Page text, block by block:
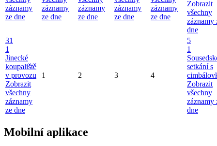
záznamy
ze dne
záznamy
ze dne
záznamy
ze dne
záznamy
ze dne
záznamy
ze dne
Zobrazit
všechny
záznamy
dne
31
1
Jinecké
koupaliště
v provozu
Zobrazit
všechny
záznamy
ze dne
1 2 3 4
5
1
setkání s
Zobrazit
všechny
záznamy
dne
Mobilní aplikace